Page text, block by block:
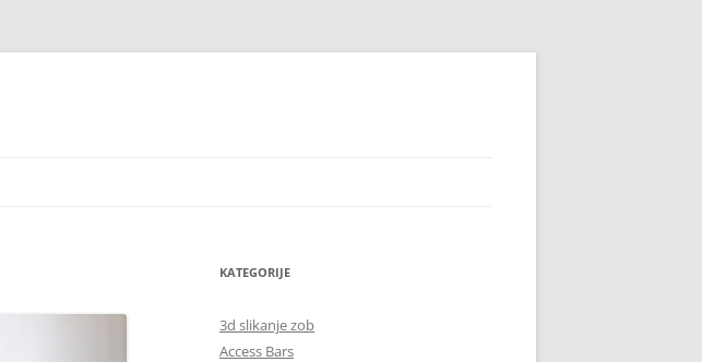
KATEGORIJE
3d slikanje zob
Access Bars